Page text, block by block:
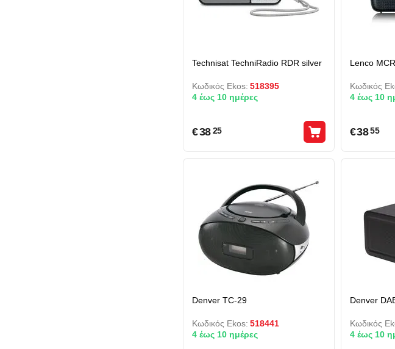
Technisat TechniRadio RDR silver
Κωδικός Ekos: 518395
4 έως 10 ημέρες
€38 25
Lenco
Κωδικός
4 έως 10
€38 55
Denver TC-29
Κωδικός Ekos: 518441
4 έως 10 ημέρες
Denver
Κωδικός
4 έως 10